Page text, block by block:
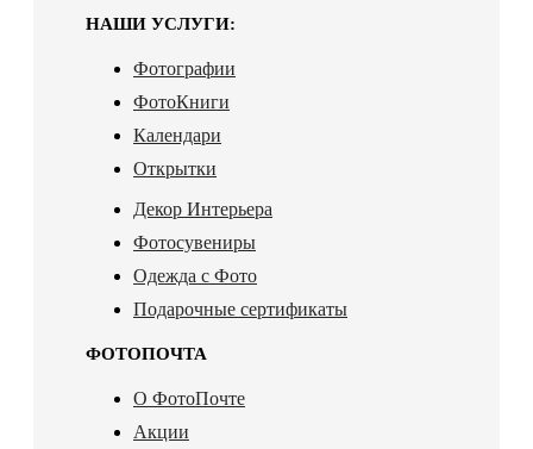
НАШИ УСЛУГИ:
Фотографии
ФотоКниги
Календари
Открытки
Декор Интерьера
Фотосувениры
Одежда с Фото
Подарочные сертификаты
ФОТОПОЧТА
О ФотоПочте
Акции